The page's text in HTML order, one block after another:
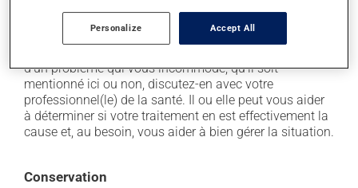
Chaque personne peut réagir différemment à un
d'un problème qui vous incommode, qu'il soit
mentionné ici ou non, discutez-en avec votre
professionnel(le) de la santé. Il ou elle peut vous aider
à déterminer si votre traitement en est effectivement la
cause et, au besoin, vous aider à bien gérer la situation.
Conservation
Personalize Accept All